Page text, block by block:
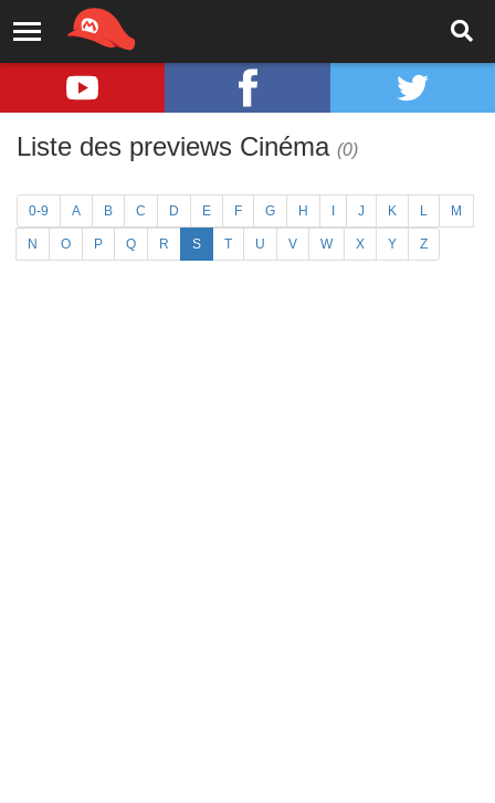
Liste des previews Cinéma (0)
0-9 A B C D E F G H J K L M
N O P Q R S T U V W X Y Z